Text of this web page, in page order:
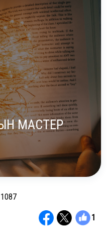
МАСТЕР
1087
1